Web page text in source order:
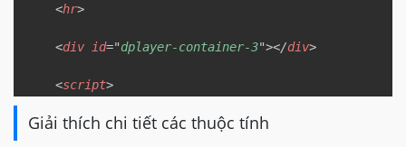
<hr>
<div id="dplayer-container-3"></div>
<script>
const dpMP4 = new DPlayer(
Giải thích chi tiết các thuộc tính